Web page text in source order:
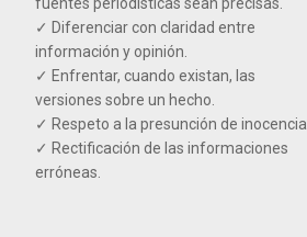
✓ Diferenciar con claridad entre
información y opinión.
✓ Enfrentar, cuando existan, las
versiones sobre un hecho.
✓ Respeto a la presunción de inocencia.
✓ Rectificación de las informaciones
erróneas.